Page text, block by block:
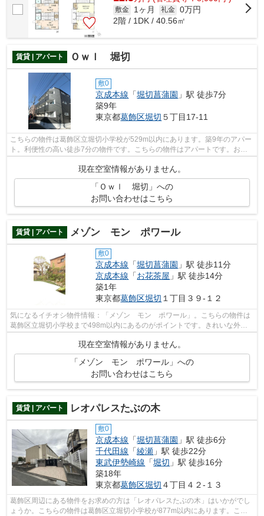
敷金 1ヶ月 礼金 0万円
2階 / 1DK / 40.56㎡
賃貸 | アパート Ｏｗｌ 堀切
敷0
京成本線 「堀切菖蒲園 」駅 徒歩7分
築9年
東京都葛飾区堀切 ５丁目17-11
こちらの物件は葛飾区立堀切小学校が529m以内にあります。築9年のアパー
ト。利便性の高い徒歩7分の物件です。こちらの物件はアパートです。お客
様のご希望の条件をお聞かせ下さい。当...
現在空室情報がありません。
「Ｏｗｌ 堀切」への
お問い合わせはこちら
賃貸 | アパート メゾン モン ポワール
敷0
京成本線 「堀切菖蒲園 」駅 徒歩11分
京成本線 「お花茶屋 」駅 徒歩14分
築1年
東京都葛飾区堀切 １丁目３９-１２
気になるイチオシ物件情報：「メゾン モン ポワール」。こちらの物件は
葛飾区立堀切小学校まで498m以内にあるのがポイントです。きれいな外
装・内装がポイント。こちらの物件はアパ...
現在空室情報がありません。
「メゾン モン ポワール」への
お問い合わせはこちら
賃貸 | アパート レオパレスたぶの木
敷0
京成本線 「堀切菖蒲園 」駅 徒歩6分
千代田線 「綾瀬 」駅 徒歩22分
東武伊勢崎線 「堀切 」駅 徒歩16分
築18年
東京都葛飾区堀切 ４丁目４２-１３
葛飾区周辺にある物件をお求めの方は「レオパレスたぶの木」はいかがでし
ょうか。こちらの物件は葛飾区立堀切小学校が877m以内にあります。こち